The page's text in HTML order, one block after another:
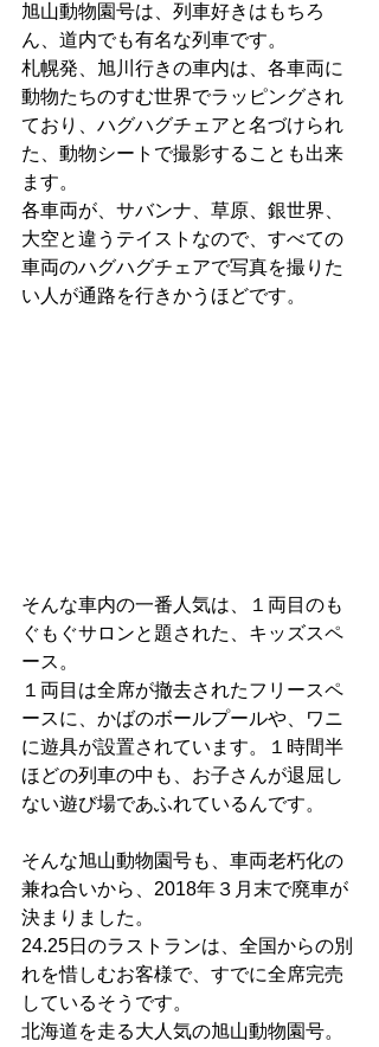
旭山動物園号は、列車好きはもちろ
ん、道内でも有名な列車です。
札幌発、旭川行きの車内は、各車両に
動物たちのすむ世界でラッピングされ
ており、ハグハグチェアと名づけられ
た、動物シートで撮影することも出来
ます。
各車両が、サバンナ、草原、銀世界、
大空と違うテイストなので、すべての
車両のハグハグチェアで写真を撮りた
い人が通路を行きかうほどです。
そんな車内の一番人気は、１両目のも
ぐもぐサロンと題された、キッズスペ
ース。
１両目は全席が撤去されたフリースペ
ースに、かばのボールプールや、ワニ
に遊具が設置されています。１時間半
ほどの列車の中も、お子さんが退屈し
ない遊び場であふれているんです。
そんな旭山動物園号も、車両老朽化の
兼ね合いから、2018年３月末で廃車が
決まりました。
24.25日のラストランは、全国からの別
れを惜しむお客様で、すでに全席完売
しているそうです。
北海道を走る大人気の旭山動物園号。